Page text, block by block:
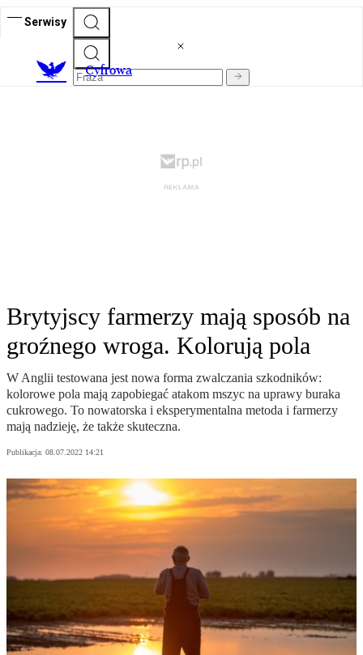
Serwisy
Cyfrowa
Brytyjscy farmerzy mają sposób na
groźnego wroga. Kolorują pola
W Anglii testowana jest nowa forma zwalczania szkodników:
kolorowe pola mają zapobiegać atakom mszyc na uprawy buraka
cukrowego. To nowatorska i eksperymentalna metoda i farmerzy
mają nadzieję, że także skuteczna.
Publikacja: 08.07.2022 14:21